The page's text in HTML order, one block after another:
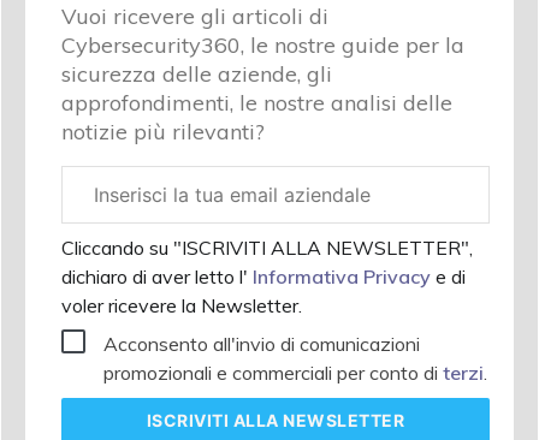
Vuoi ricevere gli articoli di
Cybersecurity360, le nostre guide per la
sicurezza delle aziende, gli
approfondimenti, le nostre analisi delle
notizie più rilevanti?
aziendale
Cliccando su "ISCRIVITI ALLA NEWSLETTER",
dichiaro di aver letto l' Informativa Privacy e di
voler ricevere la Newsletter.
Acconsento all'invio di comunicazioni
promozionali e commerciali per conto di terzi
ISCRIVITI ALLA NEWSLETTER